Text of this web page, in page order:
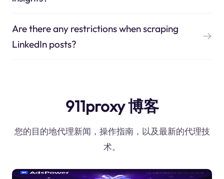
Are there any restrictions when scraping
LinkedIn posts?
911proxy 博客
您的目的地代理新闻，操作指南，以及最新的代理技
术。